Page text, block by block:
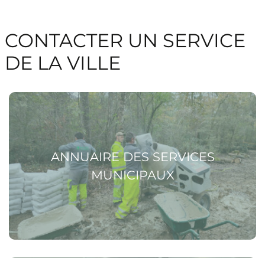
CONTACTER UN SERVICE
DE LA VILLE
ANNUAIRE DES SERVICES
MUNICIPAUX
Voir la page Annuaire des services municipaux